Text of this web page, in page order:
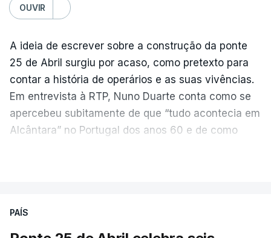
OUVIR
A ideia de escrever sobre a construção da ponte
25 de Abril surgiu por acaso, como pretexto para
contar a história de operários e as suas vivências.
Em entrevista à RTP, Nuno Duarte conta como se
apercebeu subitamente de que “tudo acontecia em
Alcântara” no Portugal dos anos 60 e de como
forma inesperada, através da literatura.
PAÍS